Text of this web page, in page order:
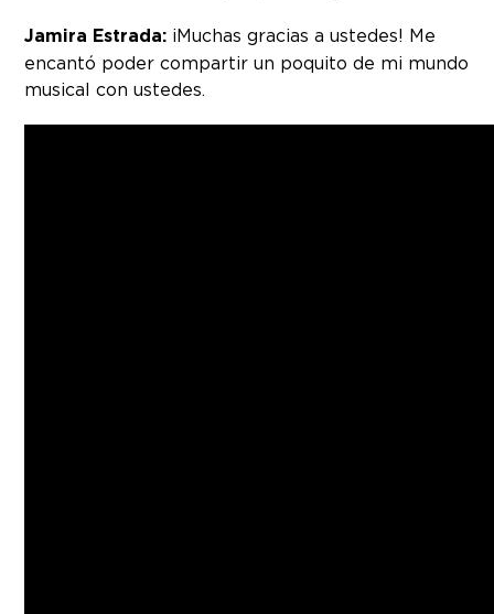
Jamira Estrada: ¡Muchas gracias a ustedes! Me
encantó poder compartir un poquito de mi mundo
musical con ustedes.